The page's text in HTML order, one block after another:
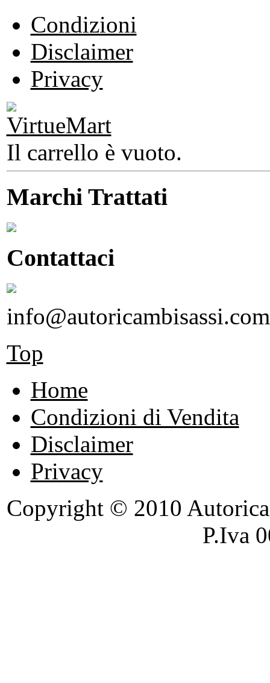
Condizioni
Disclaimer
Privacy
Il carrello è vuoto.
Marchi Trattati
Contattaci
info@autoricambisassi.com
Top
Home
Condizioni di Vendita
Disclaimer
Privacy
Copyright © 2010
P.Iva